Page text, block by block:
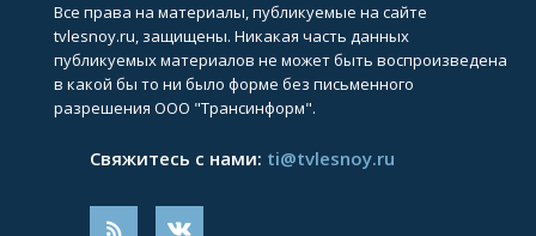
Все права на материалы, публикуемые на сайте
tvlesnoy.ru, защищены. Никакая часть данных
публикуемых материалов не может быть воспроизведена
в какой бы то ни было форме без письменного
разрешения ООО "Трансинформ".
Свяжитесь с нами: ti@tvlesnoy.ru